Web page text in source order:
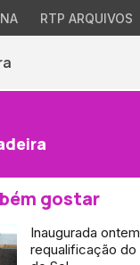
RTP ARQUIVOS
gostar
Inaugurada
requalificação do